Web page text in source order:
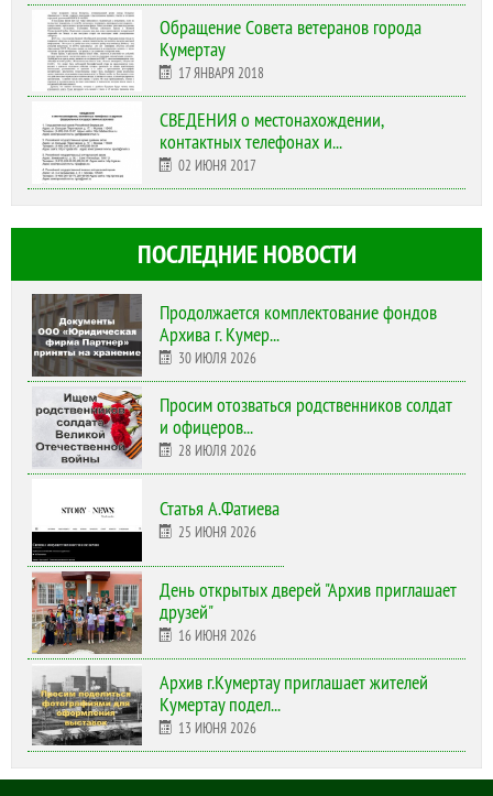
Обращение Совета ветеранов города
Кумертау
17 ЯНВАРЯ 2018
СВЕДЕНИЯ о местонахождении,
контактных телефонах и...
02 ИЮНЯ 2017
ПОСЛЕДНИЕ НОВОСТИ
Продолжается комплектование фондов
Архива г. Кумер...
30 ИЮЛЯ 2026
Просим отозваться родственников солдат
и офицеров...
28 ИЮЛЯ 2026
Статья А.Фатиева
25 ИЮНЯ 2026
День открытых дверей "Архив приглашает
друзей"
16 ИЮНЯ 2026
Архив г.Кумертау приглашает жителей
Кумертау подел...
13 ИЮНЯ 2026